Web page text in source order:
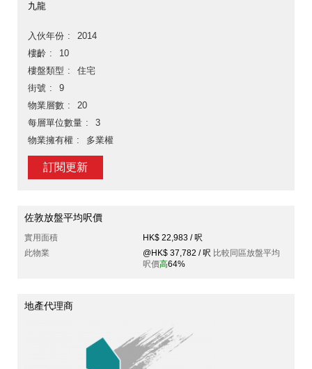
九龍
入伙年份
2014
樓齡
10
樓盤類型
住宅
街號
9
物業層數
20
每層單位數量
3
物業擁有權
多業權
訂閱更新
佐敦放盤平均呎價
實用面積
HK$ 22,983 / 呎
此物業
@HK$ 37,782 / 呎 比較同區放盤平均
呎價高64%
地產代理商